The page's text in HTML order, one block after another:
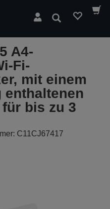
Suchen
A4-
Fi-
mit einem
enthaltenen
bis zu 3
C11CJ67417